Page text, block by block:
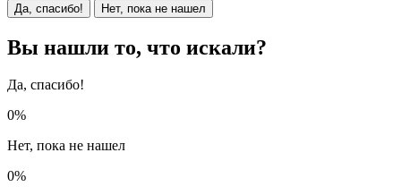
Да, спасибо! Нет, пока не нашел
Вы нашли то, что искали?
Да, спасибо!
0%
Нет, пока не нашел
0%